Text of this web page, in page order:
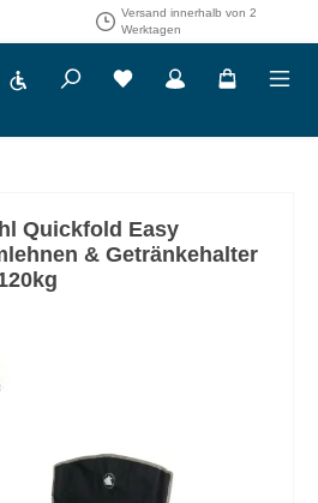
Versand innerhalb von 2
Werktagen
Werkzeugleiste anzeigen
Quickfold Easy
& Getränkehalter